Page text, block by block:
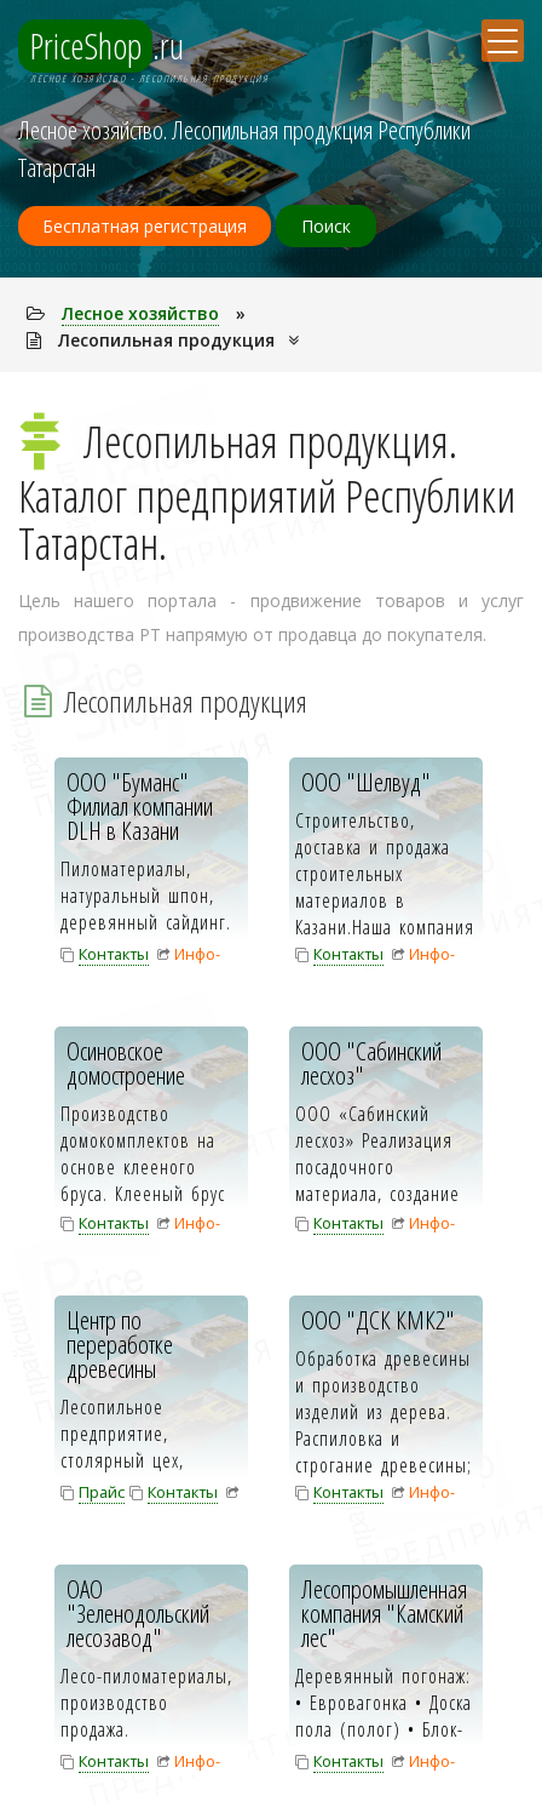
PriceShop .ru
ЛЕСНОЕ ХОЗЯЙСТВО - ЛЕСОПИЛЬНАЯ ПРОДУКЦИЯ
Лесное хозяйство. Лесопильная продукция Республики
Татарстан
Бесплатная регистрация Поиск
Лесное хозяйство
»
Лесопильная продукция
Лесопильная продукция.
Каталог предприятий Республики
Татарстан.
Цель нашего портала - продвижение товаров и услуг
производства РТ напрямую от продавца до покупателя.
Лесопильная продукция
ООО "Буманс"
Филиал компании
DLH в Казани
Пиломатериалы,
натуральный шпон,
деревянный сайдинг.
Мы рады
Контакты
Инфо-
ООО "Шелвуд"
Строительство,
доставка и продажа
строительных
материалов в
Казани.Наша компания
«Шеллвуд»
Контакты
Инфо-
Осиновское
домостроение
Производство
домокомплектов на
основе клееного
бруса. Клееный брус
— это современный
Контакты
Инфо-
ООО "Сабинский
лесхоз"
ООО «Сабинский
лесхоз» Реализация
посадочного
материала, создание
противоэрозионных
Контакты
Инфо-
Центр по
переработке
древесины
Лесопильное
предприятие,
столярный цех,
производство
матер...
Прайс
Контакты
ООО "ДСК КМК2"
Обработка древесины
и производство
изделий из дерева.
Распиловка и
строгание древесины;
пропитка дре...
Контакты
Инфо-
ОАО
"Зеленодольский
лесозавод"
Лесо-пиломатериалы,
производство
продажа.
Контакты
Инфо-
Лесопромышленная
компания "Камский
лес"
Деревянный погонаж:
• Евровагонка • Доска
пола (полог) • Блок-
Хаус • Налични...
Контакты
Инфо-